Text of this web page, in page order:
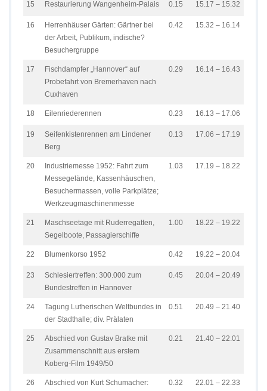
15 Restaurierung Wangenheim-Palais 0.15 15.17 – 15.32
16
Herrenhäuser Gärten: Gärtner bei
der Arbeit, Publikum, indische?
Besuchergruppe
0.42 15.32 – 16.14
17
Fischdampfer „Hannover“ auf
Probefahrt von Bremerhaven nach
Cuxhaven
0.29 16.14 – 16.43
18 Eilenriederennen 0.23 16.13 – 17.06
19
Seifenkistenrennen am Lindener
Berg
0.13 17.06 – 17.19
20
Industriemesse 1952: Fahrt zum
Messegelände, Kassenhäuschen,
Besuchermassen, volle Parkplätze;
Werkzeugmaschinenmesse
1.03 17.19 – 18.22
21
Maschseetage mit Ruderregatten,
Segelboote, Passagierschiffe
1.00 18.22 – 19.22
22 Blumenkorso 1952 0.42 19.22 – 20.04
23
Schlesiertreffen: 300.000 zum
Bundestreffen in Hannover
0.45 20.04 – 20.49
24
Tagung Lutherischen Weltbundes in
der Stadthalle; div. Prälaten
0.51 20.49 – 21.40
25
Abschied von Gustav Bratke mit
Zusammenschnitt aus erstem
Koberg-Film 1949/50
0.21 21.40 – 22.01
26
Abschied von Kurt Schumacher:
0.32 22.01 – 22.33